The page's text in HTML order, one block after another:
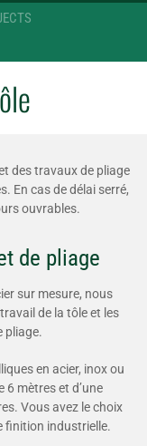
des travaux de pliage
En cas de délai serré,
ouvrables.
de pliage
sur mesure, nous
de la tôle et les
pliage.
en acier, inox ou
6 mètres et d’une
Vous avez le choix
finition industrielle.